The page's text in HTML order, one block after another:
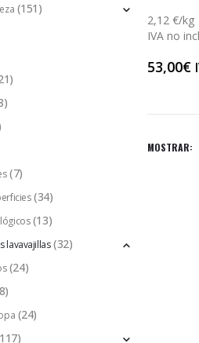
2,12 €/kg
IVA no
53,00€
MOSTRAR:
(151)
(7)
(34)
(13)
lavavajillas (32)
(24)
(24)